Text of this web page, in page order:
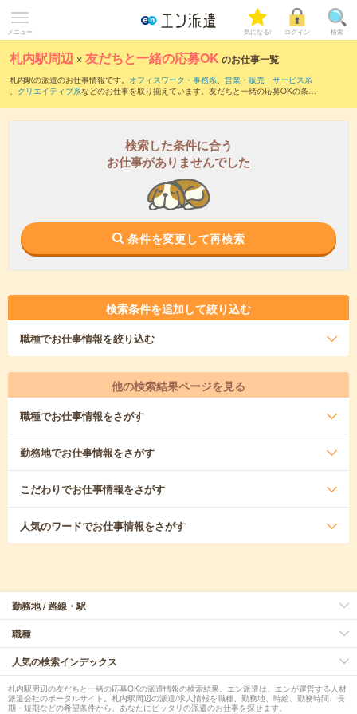
メニュー 気になる! ログイン 検索
札内駅周辺 ×友だちと一緒の応募OK のお仕事一覧
札内駅の派遣のお仕事情報です。 オフィスワーク・事務系、 営業・販売・サービス系
、 クリエイティブ系などのお仕事を取り揃えています。友だちと一緒の応募OKの条件
検索した条件に合う
お仕事がありませんでした
条件を変更して再検索
検索条件を追加して絞り込む
職種でお仕事情報を絞り込む
他の検索結果ページを見る
職種でお仕事情報をさがす
勤務地でお仕事情報をさがす
こだわりでお仕事情報をさがす
人気のワードでお仕事情報をさがす
勤務地 / 路線・駅
職種
人気の検索インデックス
札内駅周辺の友だちと一緒の応募OKの派遣情報の検索結果。エン派遣は、エンが運営する人材
派遣会社のポータルサイト。札内駅周辺の派遣/求人情報を職種、勤務地、時給、勤務時間、長
期・短期などの希望条件から、あなたにピッタリの派遣のお仕事を探せます。